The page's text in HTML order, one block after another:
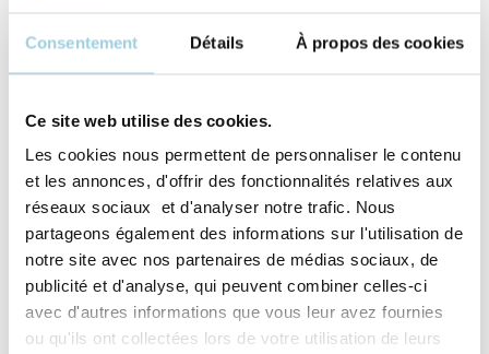
Consentement Détails À propos des cookies
Ce site web utilise des cookies.
Les cookies nous permettent de personnaliser le contenu
et les annonces, d'offrir des fonctionnalités relatives aux
réseaux sociaux et d'analyser notre trafic. Nous
partageons également des informations sur l'utilisation de
notre site avec nos partenaires de médias sociaux, de
publicité et d'analyse, qui peuvent combiner celles-ci
avec d'autres informations que vous leur avez fournies
ou qu'ils ont collectées lors de votre utilisation de leurs
J’accepte qu’Atos Medical traite mes données
personnelles dans le but de recevoir du
contenu marketing, des offres, invitations aux
évènements ainsi que des informations sur les